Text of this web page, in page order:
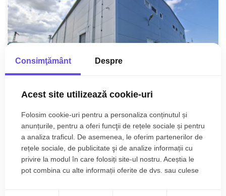
Comision 0%
Sibiu, Veterani
5.000€
Hala de 1849 mp plus teren de inchiriat in zona
Veterani Sibiu
Consimţământ Despre
Acest site utilizează cookie-uri
Folosim cookie-uri pentru a personaliza conținutul și
anunțurile, pentru a oferi funcţii de rețele sociale și pentru
a analiza traficul. De asemenea, le oferim partenerilor de
rețele sociale, de publicitate şi de analize informații cu
privire la modul în care folosiți site-ul nostru. Aceștia le
pot combina cu alte informații oferite de dvs. sau culese